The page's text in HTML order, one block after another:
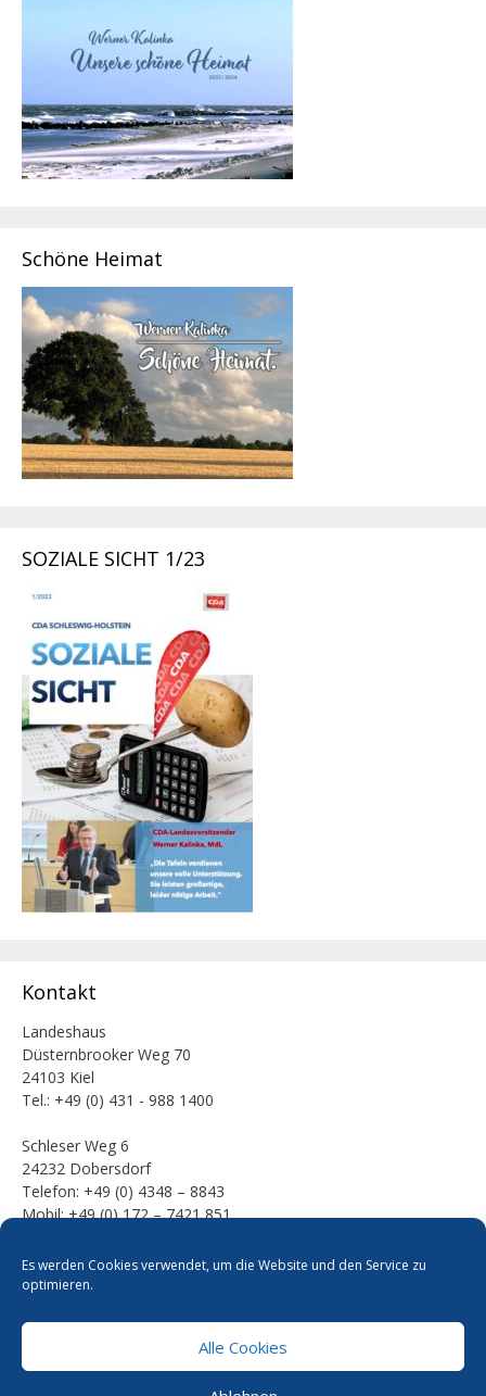
Es werden Cookies verwendet, um die Website und den Service zu
optimieren.
Alle Cookies
Schöne Heimat
SOZIALE SICHT 1/23
Kontakt
Landeshaus
Düsternbrooker Weg 70
24103 Kiel
Tel.: +49 (0) 431 - 988 1400
Schleser Weg 6
24232 Dobersdorf
Telefon: +49 (0) 4348 – 8843
Mobil: +49 (0) 172 – 7421 851
E-Mail:
mail [at] werner-kalinka [dot] de
Pressefotos Datenschutzerklärung Cookie-Richtlinie